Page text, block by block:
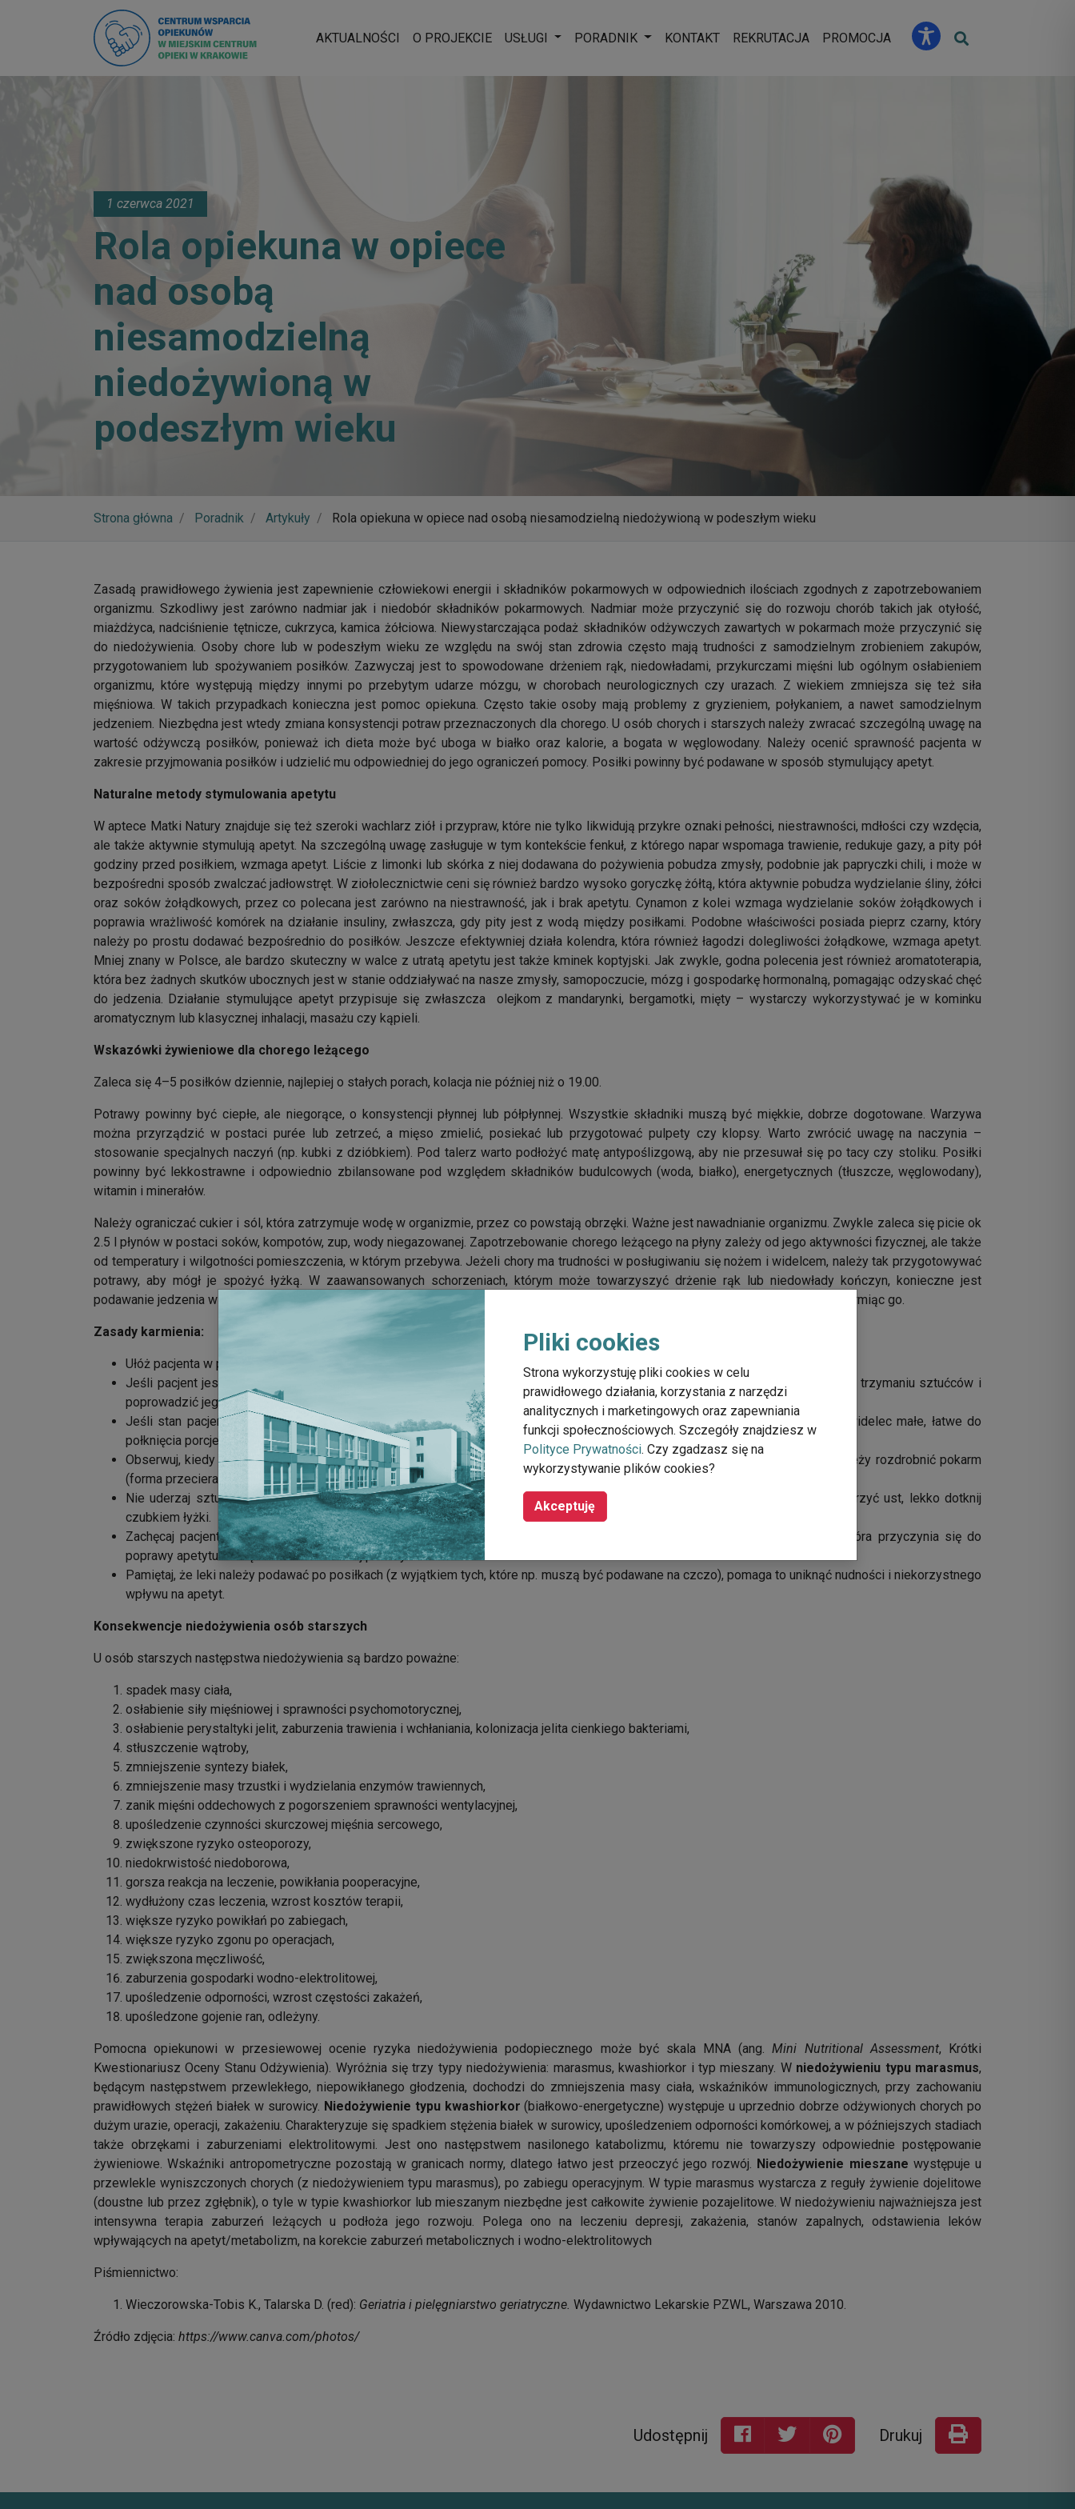
AKTUALNOŚCI O PROJEKCIE USŁUGI Rozwiń menu
PORADNIK Rozwiń menu
KONTAKT REKRUTACJA PROMOCJA
1 czerwca 2021
Rola opiekuna w opiece
nad osobą
niesamodzielną
niedożywioną w
podeszłym wieku
Strona główna Poradnik Artykuły Rola opiekuna w opiece nad osobą niesamodzielną niedożywioną w podeszłym wieku
Zasadą prawidłowego żywienia jest zapewnienie człowiekowi energii i składników pokarmowych w odpowiednich ilościach zgodnych z zapotrzebowaniem
organizmu. Szkodliwy jest zarówno nadmiar jak i niedobór składników pokarmowych. Nadmiar może przyczynić się do rozwoju chorób takich jak otyłość,
miażdżyca, nadciśnienie tętnicze, cukrzyca, kamica żółciowa. Niewystarczająca podaż składników odżywczych zawartych w pokarmach może przyczynić się
do niedożywienia. Osoby chore lub w podeszłym wieku ze względu na swój stan zdrowia często mają trudności z samodzielnym zrobieniem zakupów,
przygotowaniem lub spożywaniem posiłków. Zazwyczaj jest to spowodowane drżeniem rąk, niedowładami, przykurczami mięśni lub ogólnym osłabieniem
organizmu, które występują między innymi po przebytym udarze mózgu, w chorobach neurologicznych czy urazach. Z wiekiem zmniejsza się też siła
mięśniowa. W takich przypadkach konieczna jest pomoc opiekuna. Często takie osoby mają problemy z gryzieniem, połykaniem, a nawet samodzielnym
jedzeniem. Niezbędna jest wtedy zmiana konsystencji potraw przeznaczonych dla chorego. U osób chorych i starszych należy zwracać szczególną uwagę na
wartość odżywczą posiłków, ponieważ ich dieta może być uboga w białko oraz kalorie, a bogata w węglowodany. Należy ocenić sprawność pacjenta w
zakresie przyjmowania posiłków i udzielić mu odpowiedniej do jego ograniczeń pomocy. Posiłki powinny być podawane w sposób stymulujący apetyt.
Naturalne metody stymulowania apetytu
W aptece Matki Natury znajduje się też szeroki wachlarz ziół i przypraw, które nie tylko likwidują przykre oznaki pełności, niestrawności, mdłości czy wzdęcia,
ale także aktywnie stymulują apetyt. Na szczególną uwagę zasługuje w tym kontekście fenkuł, z którego napar wspomaga trawienie, redukuje gazy, a pity pół
godziny przed posiłkiem, wzmaga apetyt. Liście z limonki lub skórka z niej dodawana do pożywienia pobudza zmysły, podobnie jak papryczki chili, i może w
bezpośredni sposób zwalczać jadłowstręt. W ziołolecznictwie ceni się również bardzo wysoko goryczkę żółtą, która aktywnie pobudza wydzielanie śliny, żółci
oraz soków żołądkowych, przez co polecana jest zarówno na niestrawność, jak i brak apetytu. Cynamon z kolei wzmaga wydzielanie soków żołądkowych i
poprawia wrażliwość komórek na działanie insuliny, zwłaszcza, gdy pity jest z wodą między posiłkami. Podobne właściwości posiada pieprz czarny, który
należy po prostu dodawać bezpośrednio do posiłków. Jeszcze efektywniej działa kolendra, która również łagodzi dolegliwości żołądkowe, wzmaga apetyt.
Mniej znany w Polsce, ale bardzo skuteczny w walce z utratą apetytu jest także kminek koptyjski. Jak zwykle, godna polecenia jest również aromatoterapia,
która bez żadnych skutków ubocznych jest w stanie oddziaływać na nasze zmysły, samopoczucie, mózg i gospodarkę hormonalną, pomagając odzyskać chęć
do jedzenia. Działanie stymulujące apetyt przypisuje się zwłaszcza olejkom z mandarynki, bergamotki, mięty – wystarczy wykorzystywać je w kominku
aromatycznym lub klasycznej inhalacji, masażu czy kąpieli.
Wskazówki żywieniowe dla chorego leżącego
Zaleca się 4–5 posiłków dziennie, najlepiej o stałych porach, kolacja nie później niż o 19.00.
Potrawy powinny być ciepłe, ale niegorące, o konsystencji płynnej lub półpłynnej. Wszystkie składniki muszą być miękkie, dobrze dogotowane. Warzywa
można przyrządzić w postaci purée lub zetrzeć, a mięso zmielić, posiekać lub przygotować pulpety czy klopsy. Warto zwrócić uwagę na naczynia –
stosowanie specjalnych naczyń (np. kubki z dzióbkiem). Pod talerz warto podłożyć matę antypoślizgową, aby nie przesuwał się po tacy czy stoliku. Posiłki
powinny być lekkostrawne i odpowiednio zbilansowane pod względem składników budulcowych (woda, białko), energetycznych (tłuszcze, węglowodany),
witamin i minerałów.
Należy ograniczać cukier i sól, która zatrzymuje wodę w organizmie, przez co powstają obrzęki. Ważne jest nawadnianie organizmu. Zwykle zaleca się picie ok
2.5 l płynów w postaci soków, kompotów, zup, wody niegazowanej. Zapotrzebowanie chorego leżącego na płyny zależy od jego aktywności fizycznej, ale także
od temperatury i wilgotności pomieszczenia, w którym przebywa. Jeżeli chory ma trudności w posługiwaniu się nożem i widelcem, należy tak przygotowywać
potrawy, aby mógł je spożyć łyżką. W zaawansowanych schorzeniach, którym może towarzyszyć drżenie rąk lub niedowłady kończyn, konieczne jest
podawanie jedzenia w postaci płynnej lub półpłynnej ze specjalnych pojemników. W wielu przypadkach opiekun musi pomóc choremu, karmiąc go.
Zasady karmienia:
Ułóż pacjenta w pozycji siedzącej. Nigdy nie należy karmić w pozycji leżącej, gdyż grozi to zakrztuszeniem!
Jeśli pacjent jest w stanie jeść samodzielnie, z niewielką pomocą, nie wyręczaj go, „żeby było szybciej”. Możesz pomóc mu w trzymaniu sztućców i
poprowadzić jego rękę tak, by łyżką trafił do ust.
Jeśli stan pacjenta wymaga, żebyś go nakarmił, rób to tak, żeby nie czuł się traktowany jak małe dziecko. Nakładaj na łyżkę/widelec małe, łatwe do
połknięcia porcje.
Obserwuj, kiedy przeżuwa lub połyka pokarm – jeśli jest taka potrzeba np. występują problemy z gryzieniem i przełykaniem należy rozdrobnić pokarm
(forma przecieranki).
Nie uderzaj sztućcami o zęby – u osób z demencją może to wywołać odruch zaciskania szczęki. Jeśli pacjent nie chce otworzyć ust, lekko dotknij
czubkiem łyżki.
Zachęcaj pacjenta do częstego przyjmowania małych objętościowo posiłków, stymuluj jego codzienną aktywność fizyczną, która przyczynia się do
poprawy apetytu i zwiększenia codziennej podaży kalorii.
Pamiętaj, że leki należy podawać po posiłkach (z wyjątkiem tych, które np. muszą być podawane na czczo), pomaga to uniknąć nudności i niekorzystnego
wpływu na apetyt.
Konsekwencje niedożywienia osób starszych
U osób starszych następstwa niedożywienia są bardzo poważne:
spadek masy ciała,
osłabienie siły mięśniowej i sprawności psychomotorycznej,
osłabienie perystaltyki jelit, zaburzenia trawienia i wchłaniania, kolonizacja jelita cienkiego bakteriami,
stłuszczenie wątroby,
zmniejszenie syntezy białek,
zmniejszenie masy trzustki i wydzielania enzymów trawiennych,
zanik mięśni oddechowych z pogorszeniem sprawności wentylacyjnej,
upośledzenie czynności skurczowej mięśnia sercowego,
zwiększone ryzyko osteoporozy,
niedokrwistość niedoborowa,
gorsza reakcja na leczenie, powikłania pooperacyjne,
wydłużony czas leczenia, wzrost kosztów terapii,
większe ryzyko powikłań po zabiegach,
większe ryzyko zgonu po operacjach,
zwiększona męczliwość,
zaburzenia gospodarki wodno-elektrolitowej,
upośledzenie odporności, wzrost częstości zakażeń,
upośledzone gojenie ran, odleżyny.
Pomocna opiekunowi w przesiewowej ocenie ryzyka niedożywienia podopiecznego może być skala MNA (ang.Mini Nutritional Assessment, Krótki
Kwestionariusz Oceny Stanu Odżywienia). Wyróżnia się trzy typy niedożywienia: marasmus, kwashiorkor i typ mieszany. W niedożywieniu typu marasmus,
będącym następstwem przewlekłego, niepowikłanego głodzenia, dochodzi do zmniejszenia masy ciała, wskaźników immunologicznych, przy zachowaniu
prawidłowych stężeń białek w surowicy. Niedożywienie typu kwashiorkor(białkowo-energetyczne) występuje u uprzednio dobrze odżywionych chorych po
dużym urazie, operacji, zakażeniu. Charakteryzuje się spadkiem stężenia białek w surowicy, upośledzeniem odporności komórkowej, a w późniejszych stadiach
także obrzękami i zaburzeniami elektrolitowymi. Jest ono następstwem nasilonego katabolizmu, któremu nie towarzyszy odpowiednie postępowanie
żywieniowe. Wskaźniki antropometryczne pozostają w granicach normy, dlatego łatwo jest przeoczyć jego rozwój. Niedożywienie mieszane występuje u
przewlekle wyniszczonych chorych (z niedożywieniem typu marasmus), po zabiegu operacyjnym. W typie marasmus wystarcza z reguły żywienie dojelitowe
(doustne lub przez zgłębnik), o tyle w typie kwashiorkor lub mieszanym niezbędne jest całkowite żywienie pozajelitowe. W niedożywieniu najważniejsza jest
intensywna terapia zaburzeń leżących u podłoża jego rozwoju. Polega ono na leczeniu depresji, zakażenia, stanów zapalnych, odstawienia leków
wpływających na apetyt/metabolizm, na korekcie zaburzeń metabolicznych i wodno-elektrolitowych
Piśmiennictwo:
Wieczorowska-Tobis K., Talarska D. (red): Geriatria i pielęgniarstwo geriatryczne. Wydawnictwo Lekarskie PZWL, Warszawa 2010.
Źródło zdjęcia: https://www.canva.com/photos/
Udostępnij Drukuj
Pliki cookies
Strona wykorzystuję pliki cookies w celu
prawidłowego działania, korzystania z narzędzi
analitycznych i marketingowych oraz zapewniania
funkcji społecznościowych. Szczegóły znajdziesz w
Polityce Prywatności. Czy zgadzasz się na
wykorzystywanie plików cookies?
Akceptuję